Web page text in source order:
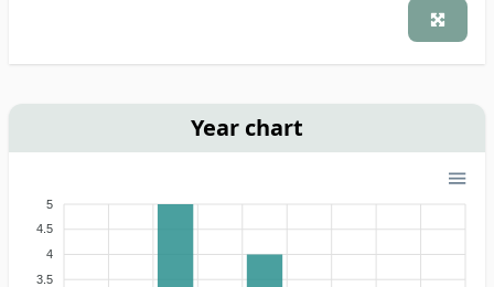
Year chart
5
4.5
4
3.5